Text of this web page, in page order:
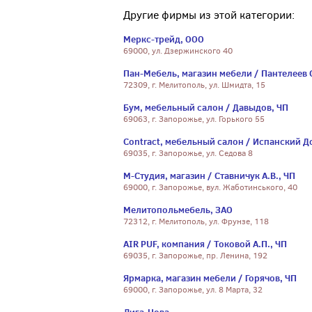
Другие фирмы из этой категории:
Меркс-трейд, ООО
69000, ул. Дзержинского 40
Пан-Мебель, магазин мебели / Пантелеев
72309, г. Мелитополь, ул. Шмидта, 15
Бум, мебельный салон / Давыдов, ЧП
69063, г. Запорожье, ул. Горького 55
Contract, мебельный салон / Испанский
69035, г. Запорожье, ул. Седова 8
М-Студия, магазин / Ставничук А.В., ЧП
69000, г. Запорожье, вул. Жаботинського, 40
Мелитопольмебель, ЗАО
72312, г. Мелитополь, ул. Фрунзе, 118
AIR PUF, компания / Токовой А.П., ЧП
69035, г. Запорожье, пр. Ленина, 192
Ярмарка, магазин мебели / Горячов, ЧП
69000, г. Запорожье, ул. 8 Марта, 32